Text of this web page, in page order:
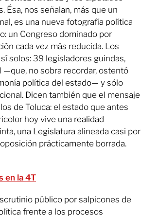
Ésa, nos señalan, más que un
es una nueva fotografía política
un Congreso dominado por
cada vez más reducida. Los
solos: 39 legisladores guindas,
—que, no sobra recordar, ostentó
política del estado— y sólo
Dicen también que el mensaje
de Toluca: el estado que antes
hoy vive una realidad
una Legislatura alineada casi por
prácticamente borrada.
en la 4T
público por salpicones de
frente a los procesos